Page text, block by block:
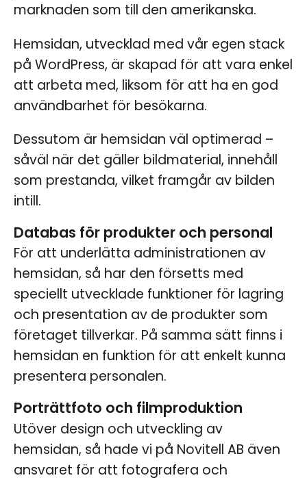
marknaden som till den amerikanska.
Hemsidan, utvecklad med vår egen stack
på WordPress, är skapad för att vara enkel
att arbeta med, liksom för att ha en god
användbarhet för besökarna.
Dessutom är hemsidan väl optimerad –
såväl när det gäller bildmaterial, innehåll
som prestanda, vilket framgår av bilden
intill.
Databas för produkter och personal
För att underlätta administrationen av
hemsidan, så har den försetts med
speciellt utvecklade funktioner för lagring
och presentation av de produkter som
företaget tillverkar. På samma sätt finns i
hemsidan en funktion för att enkelt kunna
presentera personalen.
Porträttfoto och filmproduktion
Utöver design och utveckling av
hemsidan, så hade vi på Novitell AB även
ansvaret för att fotografera och